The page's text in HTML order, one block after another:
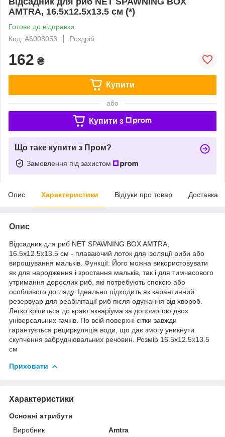
AMTRA, 16.5х12.5х13.5 см (*)
Готово до відправки
Код: A6008053
Роздріб
162 ₴
Купити
або
Купити з
Що таке купити з Пром?
Замовлення під захистом
Опис Характеристики Відгуки про товар Доставка
Опис
Відсадник для риб NET SPAWNING BOX AMTRA,
16.5х12.5х13.5 см - плаваючий лоток для ізоляції риби або
вирощування мальків. Функції: Його можна використовувати
як для народження і зростання мальків, так і для тимчасового
утримання дорослих риб, які потребують спокою або
особливого догляду. Ідеально підходить як карантинний
резервуар для реабілітації риб після одужання від хвороб.
Легко кріпиться до краю акваріума за допомогою двох
універсальних гачків. По всій поверхні сітки завжди
гарантується рециркуляція води, що дає змогу уникнути
скупчення забруднювальних речовин. Розмір 16.5х12.5х13.5
см
Приховати
Характеристики
Основні атрибути
Виробник
Amtra